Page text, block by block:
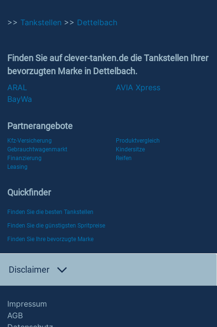
>> Tankstellen >> Dettelbach
Finden Sie auf clever-tanken.de die Tankstellen Ihrer
bevorzugten Marke in Dettelbach.
ARAL
AVIA Xpress
BayWa
Partnerangebote
Kfz-Versicherung
Produktvergleich
Gebrauchtwagenmarkt
Kindersitze
Finanzierung
Reifen
Leasing
Quickfinder
Finden Sie die besten Tankstellen
Finden Sie die günstigsten Spritpreise
Finden Sie Ihre bevorzugte Marke
Disclaimer
Impressum
AGB